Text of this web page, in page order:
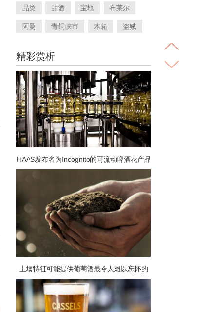
品类 甜酒 宝地 布莱尔
阿曼 青铜峡市 木箱 盗贼
精彩赏析
HAAS发布名为Incognito的可流动啤酒花产品
旨在实现大口味和低产品损失和清理
土壤特征可能提供葡萄酒最令人难以忘怀的
音乐